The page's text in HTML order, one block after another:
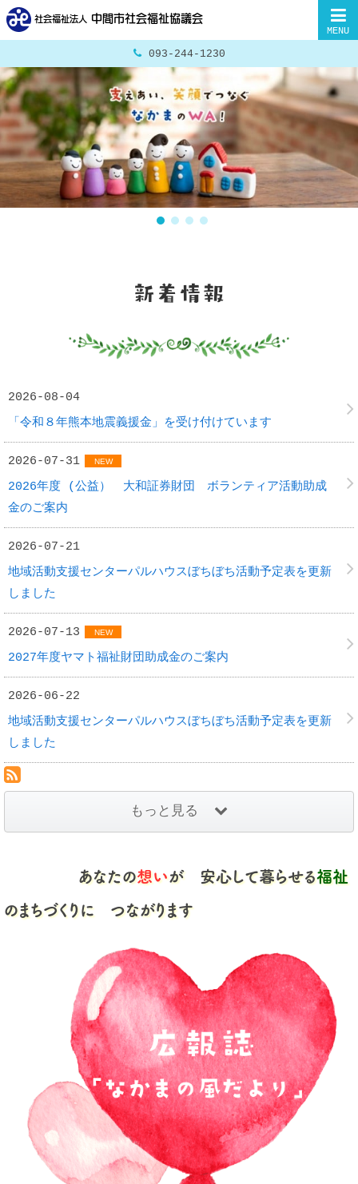
社会福祉法人
中間市社会福祉協議会
MENU
 093-244-1230
新着情報
2026-08-04
「令和８年熊本地震義援金」を受け付けています
2026-07-31 NEW
2026年度 (公益） 大和証券財団 ボランティア活動助成
金のご案内
2026-07-21
地域活動支援センターパルハウスぼちぼち活動予定表を更新
しました
2026-07-13 NEW
2027年度ヤマト福祉財団助成金のご案内
2026-06-22
地域活動支援センターパルハウスぼちぼち活動予定表を更新
しました
RSS(別ウィンドウで開きます)
もっと見る
あなたの想いが 安心して暮らせる福祉
のまちづくりに つながります